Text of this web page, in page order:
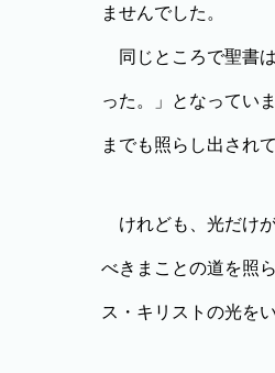
ませんでした。
同じところで聖書
った。」となってい
までも照らし出され
けれども、光だけ
べきまことの道を照
ス・キリストの光を